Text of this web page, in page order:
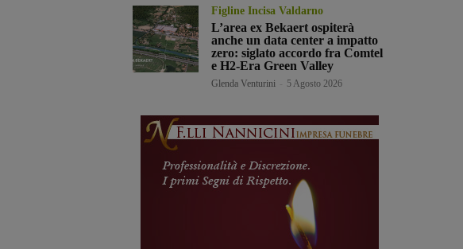
Figline Incisa Valdarno
L’area ex Bekaert ospiterà
anche un data center a impatto
zero: siglato accordo fra Comtel
e H2-Era Green Valley
Glenda Venturini 5 Agosto 2026